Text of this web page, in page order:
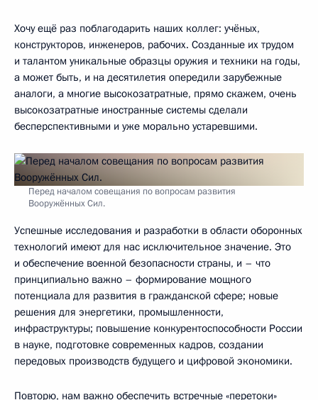
Хочу ещё раз поблагодарить наших коллег: учёных,
конструкторов, инженеров, рабочих. Созданные их трудом
и талантом уникальные образцы оружия и техники на годы,
а может быть, и на десятилетия опередили зарубежные
аналоги, а многие высокозатратные, прямо скажем, очень
высокозатратные иностранные системы сделали
бесперспективными и уже морально устаревшими.
Перед началом совещания по вопросам развития
Вооружённых Сил.
Успешные исследования и разработки в области оборонных
технологий имеют для нас исключительное значение. Это
и обеспечение военной безопасности страны, и – что
принципиально важно – формирование мощного
потенциала для развития в гражданской сфере; новые
решения для энергетики, промышленности,
инфраструктуры; повышение конкурентоспособности России
в науке, подготовке современных кадров, создании
передовых производств будущего и цифровой экономики.
Повторю, нам важно обеспечить встречные «перетоки»